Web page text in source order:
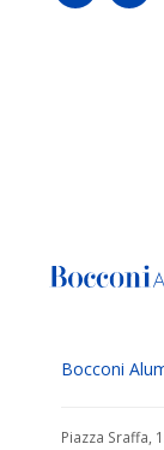
Bocconi
Piazza Sraffa,